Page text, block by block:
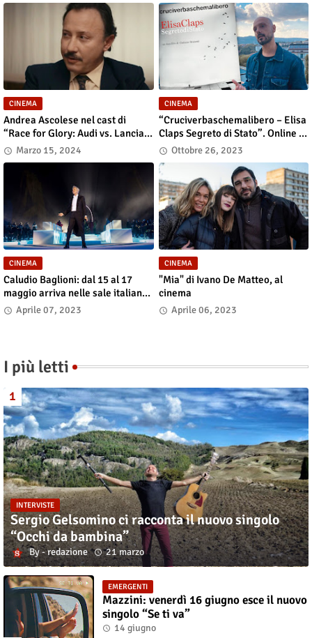
CINEMA
Andrea Ascolese nel cast di
“Race for Glory: Audi vs. Lancia”
al cinema dal 14 marzo
Marzo 15, 2024
CINEMA
“Cruciverbaschemalibero – Elisa
Claps Segreto di Stato”. Online il
docu-film
Ottobre 26, 2023
CINEMA
Caludio Baglioni: dal 15 al 17
maggio arriva nelle sale italiane
"TUTTI SU! Buon compleanno
Claudio"
Aprile 07, 2023
CINEMA
"Mia" di Ivano De Matteo, al
cinema
Aprile 06, 2023
I più letti
INTERVISTE
Sergio Gelsomino ci racconta il nuovo singolo
“Occhi da bambina”
redazione 21 marzo
EMERGENTI
Mazzini: venerdì 16 giugno esce il nuovo
singolo “Se ti va”
14 giugno